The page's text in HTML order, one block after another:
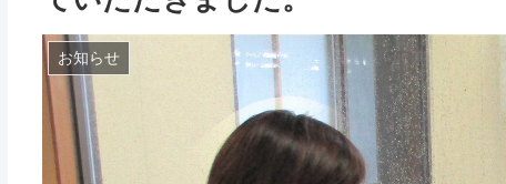
お知らせ